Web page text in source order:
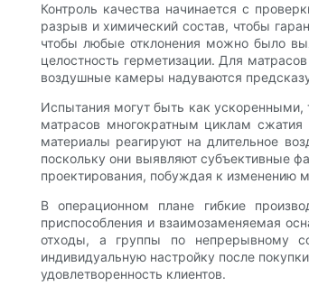
Контроль качества начинается с
разрыв и химический состав, чтобы
чтобы любые отклонения можно было
целостность герметизации. Для
воздушные камеры надуваются
Испытания могут быть как ускоренными,
матрасов многократным циклам
материалы реагируют на длительное
поскольку они выявляют субъективные
проектирования, побуждая к изменению
В операционном плане гибкие
приспособления и взаимозаменяемая
отходы, а группы по непрерывному
индивидуальную настройку после
удовлетворенность клиентов.